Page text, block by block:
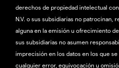
derechos de propiedad intelectual
N.V. o sus subsidiarias no patrocinan,
alguna en la emisión u ofrecimiento
sus subsidiarias no asumen
imprecisión en los datos en los que
cualquier error, equivocación u